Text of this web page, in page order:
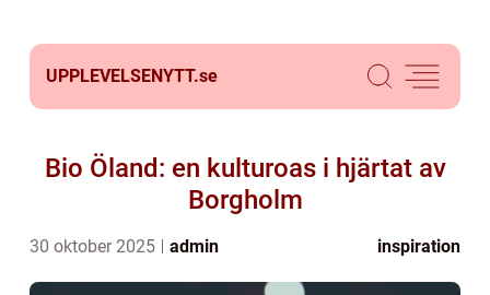
UPPLEVELSENYTT.se
Bio Öland: en kulturoas i hjärtat av
Borgholm
30 oktober 2025 admin inspiration